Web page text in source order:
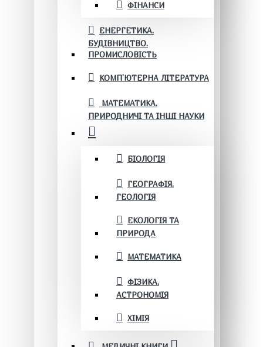
ФІНАНСИ
ЕНЕРГЕТИКА.
БУДІВНИЦТВО.
ПРОМИСЛОВІСТЬ
КОМП'ЮТЕРНА ЛІТЕРАТУРА
МАТЕМАТИКА.
ПРИРОДНИЧІ ТА ІНШІ НАУКИ
БІОЛОГІЯ
ГЕОГРАФІЯ.
ГЕОЛОГІЯ
ЕКОЛОГІЯ ТА
ПРИРОДА
МАТЕМАТИКА
ФІЗИКА.
АСТРОНОМІЯ
ХІМІЯ